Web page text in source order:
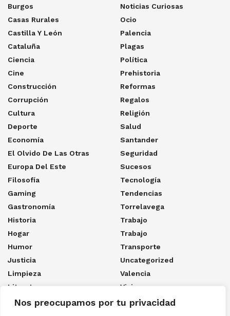
Nos preocupamos por tu privacidad
Burgos
Casas Rurales
Castilla Y León
Cataluña
Ciencia
Cine
Construcción
Corrupción
Cultura
Deporte
Economía
El Olvido De Las Otras
Europa Del Este
Filosofía
Gaming
Gastronomía
Historia
Hogar
Humor
Justicia
Limpieza
Literatura
Los Cuatro Naufragios Del
Capitán
Noticias Curiosas
Ocio
Palencia
Plagas
Política
Prehistoria
Reformas
Regalos
Religión
Salud
Santander
Seguridad
Sucesos
Tecnología
Tendencias
Torrelavega
Trabajo
Trabajo
Transporte
Uncategorized
Valencia
Viajes
Ya Sólo Queda Morir